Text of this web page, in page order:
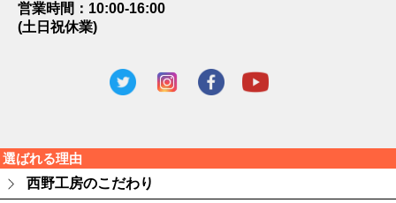
営業時間：10:00-16:00
(土日祝休業)
選ばれる理由
西野工房のこだわり